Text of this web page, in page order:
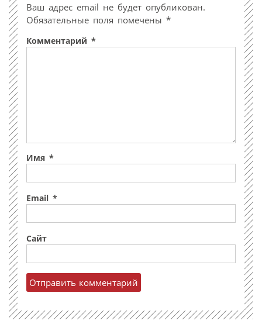
Ваш адрес email не будет опубликован.
Обязательные поля помечены *
Комментарий *
Имя *
Email *
Сайт